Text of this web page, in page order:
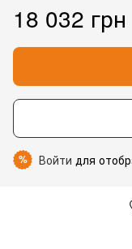
18 032 грн
% Войти для